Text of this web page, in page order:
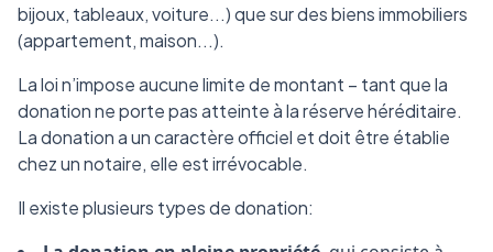
bijoux, tableaux, voiture...) que sur des biens immobiliers
(appartement, maison...).
La loi n’impose aucune limite de montant – tant que la
donation ne porte pas atteinte à la réserve héréditaire.
La donation a un caractère officiel et doit être établie
chez un notaire, elle est irrévocable.
Il existe plusieurs types de donation: